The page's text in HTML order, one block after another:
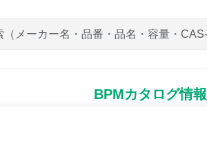
BPMカタログ情報